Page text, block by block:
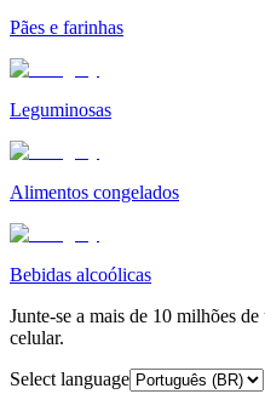
Pães e farinhas
Leguminosas
Alimentos congelados
Bebidas alcoólicas
Junte-se a mais de 10 milhões
celular.
Select language